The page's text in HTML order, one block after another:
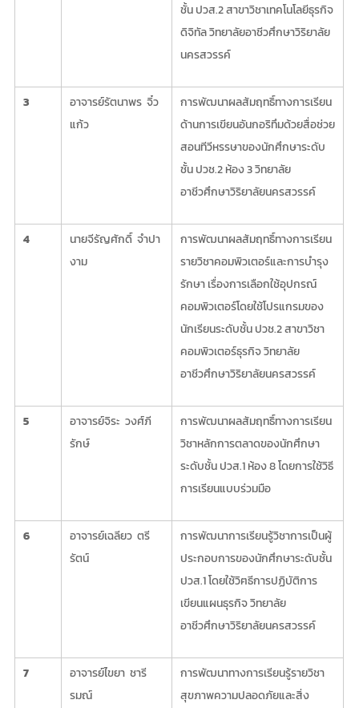
ชั้น ปวส.2 สาขาวิชาเทคโนโลยีธุรกิจ
ดิจิทัล วิทยาลัยอาชีวศึกษาวิริยาลัย
นครสวรรค์
3
อาจารย์รัตนาพร จิ๋ว
แก้ว
การพัฒนาผลสัมฤทธิ์ทางการเรียน
ด้านการเขียนอันกอริทึมด้วยสื่อช่วย
สอนทีวีหรรษาของนักศึกษาระดับ
ชั้น ปวช.2 ห้อง 3 วิทยาลัย
อาชีวศึกษาวิริยาลัยนครสวรรค์
4
นายจีรัญศักดิ์ จำปา
งาม
การพัฒนาผลสัมฤทธิ์ทางการเรียน
รายวิชาคอมพิวเตอร์และการบำรุง
รักษา เรื่องการเลือกใช้อุปกรณ์
คอมพิวเตอร์โดยใช้โปรแกรมของ
นักเรียนระดับชั้น ปวช.2 สาขาวิชา
คอมพิวเตอร์ธุรกิจ วิทยาลัย
อาชีวศึกษาวิริยาลัยนครสวรรค์
5
อาจารย์จิระ วงศ์ภี
รักษ์
การพัฒนาผลสัมฤทธิ์ทางการเรียน
วิชาหลักการตลาดของนักศึกษา
ระดับชั้น ปวส.1 ห้อง 8 โดยการใช้วิธี
การเรียนแบบร่วมมือ
6
อาจารย์เฉลียว ตรี
รัตน์
การพัฒนาการเรียนรู้วิชาการเป็นผู้
ประกอบการของนักศึกษาระดับชั้น
ปวส.1 โดยใช้วิฅธีการปฏิบัติการ
เขียนแผนธุรกิจ วิทยาลัย
อาชีวศึกษาวิริยาลัยนครสวรรค์
7
อาจารย์ไขยา ชารี
รมณ์
การพัฒนาทางการเรียนรู้รายวิชา
สุขภาพความปลอดภัยและสิ่ง